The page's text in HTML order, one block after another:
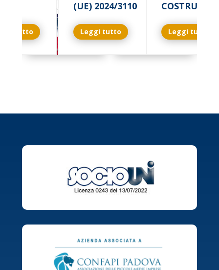
tutto
(UE) 2024/3110
Leggi tutto Leggi tutto